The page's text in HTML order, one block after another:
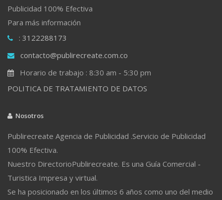
Publicidad 100% Efectiva
Para más información
: 3122288173
contacto@publirecreate.com.co
Horario de trabajo : 8:30 am - 5:30 pm
POLITICA DE TRATAMIENTO DE DATOS
Nosotros
Publirecreate Agencia de Publicidad .Servicio de Publicidad
100% Efectiva.
Nuestro DirectorioPublirecreate. Es una Guía Comercial -
Turistica Impresa y virtual.
Se ha posicionado en los últimos 6 años como uno del medio